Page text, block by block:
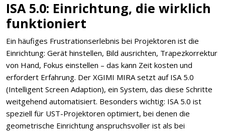
ISA 5.0: Einrichtung, die wirklich
funktioniert
Ein häufiges Frustrationserlebnis bei Projektoren ist die
Einrichtung: Gerät hinstellen, Bild ausrichten, Trapezkorrektur
von Hand, Fokus einstellen – das kann Zeit kosten und
erfordert Erfahrung. Der XGIMI MIRA setzt auf ISA 5.0
(Intelligent Screen Adaption), ein System, das diese Schritte
weitgehend automatisiert. Besonders wichtig: ISA 5.0 ist
speziell für UST-Projektoren optimiert, bei denen die
geometrische Einrichtung anspruchsvoller ist als bei